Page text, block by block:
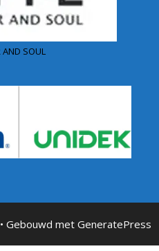
SOUL
• Gebouwd met GeneratePress